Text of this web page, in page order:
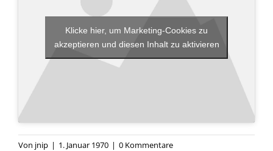
Klicke hier, um Marketing-Cookies zu
akzeptieren und diesen Inhalt zu aktivieren
Von jnip | 1. Januar 1970 | 0 Kommentare